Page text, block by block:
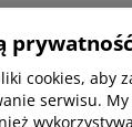
online
prywatność
cookies, aby
serwisu.